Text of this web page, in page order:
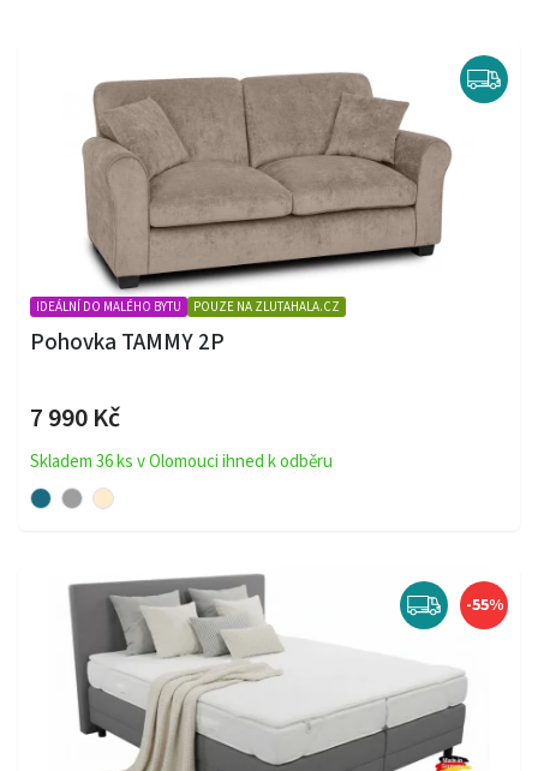
IDEÁLNÍ DO MALÉHO BYTU POUZE NA ZLUTAHALA.CZ
Pohovka TAMMY 2P
7 990 Kč
Skladem 36 ks v Olomouci ihned k odběru
-55%